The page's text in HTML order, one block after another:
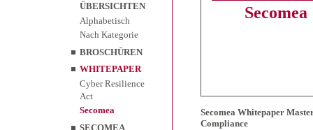
ÜBERSICHTEN
Alphabetisch
Nach Kategorie
BROSCHÜREN
WHITEPAPER
Cyber Resilience
Act
Secomea
SECOMEA
Secomea
Secomea Whitepaper
Compliance